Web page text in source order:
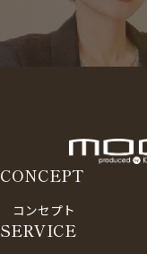
CONCEPT
コンセプト
SERVICE